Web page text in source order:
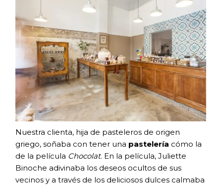
Nuestra clienta, hija de pasteleros de origen
griego, soñaba con tener una pastelería cómo la
de la película Chocolat. En la película, Juliette
Binoche adivinaba los deseos ocultos de sus
vecinos y a través de los deliciosos dulces calmaba